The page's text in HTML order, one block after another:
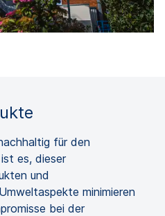
für den
es, dieser
und
minimieren
bei der